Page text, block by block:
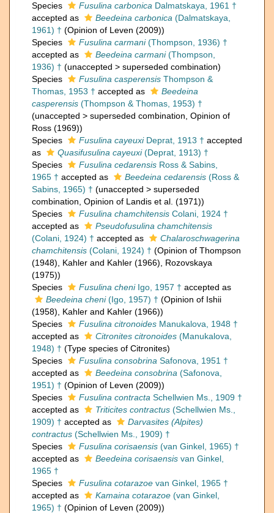
Species
Fusulina carbonica Dalmatskaya, 1961 †
accepted as
Beedeina carbonica (Dalmatskaya,
1961) † (Opinion of Leven (2009))
Species
Fusulina carmani(Thompson, 1936) †
accepted as
Beedeina carmani(Thompson,
1936) † (unaccepted > superseded combination)
Species
Fusulina casperensis Thompson &
Thomas, 1953 † accepted as
Beedeina
casperensis (Thompson & Thomas, 1953) †
(unaccepted > superseded combination , Opinion of
Ross (1969))
Species
Fusulina cayeuxiDeprat, 1913 † accepted
as
Quasifusulina cayeuxi(Deprat, 1913) †
Species
Fusulina cedarensis Ross & Sabins,
1965 † accepted as Beedeina cedarensis (Ross &
Sabins, 1965) † (unaccepted > superseded
combination , Opinion of Landis et al. (1971))
Species
Fusulina chamchitensis Colani, 1924 †
accepted as
Pseudofusulina chamchitensis
(Colani, 1924) † accepted as
Chalaroschwagerina
chamchitensis (Colani, 1924) † (Opinion of Thompson
(1948), Kahler and Kahler (1966), Rozovskaya
(1975))
Species
Fusulina cheniIgo, 1957 † accepted as
Beedeina cheni(Igo, 1957) † (Opinion of Ishii
(1958), Kahler and Kahler (1966))
Species
Fusulina citronoides Manukalova, 1948 †
accepted as
Citronites citronoides (Manukalova,
1948) † (Type species of Citronites)
Species
Fusulina consobrina Safonova, 1951 †
accepted as
Beedeina consobrina (Safonova,
1951) † (Opinion of Leven (2009))
Species
Fusulina contracta Schellwien Ms., 1909 †
accepted as
Triticites contractus (Schellwien Ms.,
1909) † accepted as
Darvasites (Alpites)
contractus (Schellwien Ms., 1909) †
Species
Fusulina corisaensis (van Ginkel, 1965) †
accepted as
Beedeina corisaensis van Ginkel,
1965 †
Species
Fusulina cotarazoe van Ginkel, 1965 †
accepted as
Kamaina cotarazoe (van Ginkel,
1965) † (Opinion of Leven (2009))